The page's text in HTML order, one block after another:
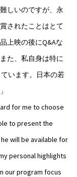
しいのですが、永
されたことはとて
上映の後にQ&Aな
た、私自身は特に
ています。日本の若
for me to choose
to present the
will be available for
personal highlights
our program focus